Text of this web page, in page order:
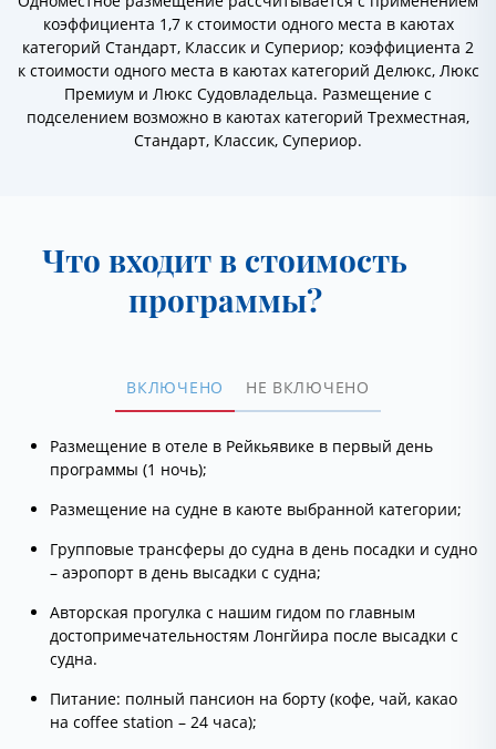
коэффициента 1,7 к стоимости одного места в каютах
категорий Стандарт, Классик и Супериор; коэффициента 2
к стоимости одного места в каютах категорий Делюкс, Люкс
Премиум и Люкс Судовладельца. Размещение с
подселением возможно в каютах категорий Трехместная,
Стандарт, Классик, Супериор.
Что входит в стоимость
программы?
ВКЛЮЧЕНО НЕ ВКЛЮЧЕНО
Размещение в отеле в Рейкьявике в первый день
программы (1 ночь);
Размещение на судне в каюте выбранной категории;
Групповые трансферы до судна в день посадки и судно
– аэропорт в день высадки с судна;
Авторская прогулка с нашим гидом по главным
достопримечательностям Лонгйира после высадки с
судна.
Питание: полный пансион на борту (кофе, чай, какао
на coffee station – 24 часа);